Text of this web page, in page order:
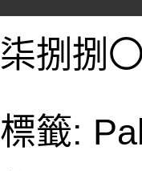
柒捌捌〇
標籤: